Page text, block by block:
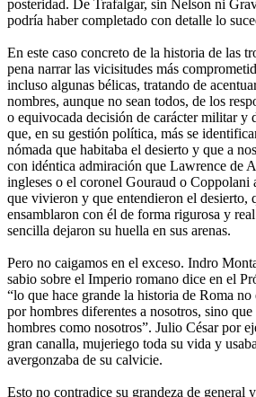
posteridad. De Trafalgar, sin Nelson ni
podría haber completado con detalle lo
En este caso concreto de la historia de las
pena narrar las vicisitudes más
incluso algunas bélicas, tratando de
nombres, aunque no sean todos, de los
o equivocada decisión de carácter militar y
que, en su gestión política, más se
nómada que habitaba el desierto y que a
con idéntica admiración que Lawrence de
ingleses o el coronel Gouraud o Coppolani
que vivieron y que entendieron el desierto,
ensamblaron con él de forma rigurosa y
sencilla dejaron su huella en sus arenas.
Pero no caigamos en el exceso. Indro
sabio sobre el Imperio romano dice en el
“lo que hace grande la historia de Roma no
por hombres diferentes a nosotros, sino
hombres como nosotros”. Julio César por
gran canalla, mujeriego toda su vida y
avergonzaba de su calvicie.
Esto no contradice su grandeza de general